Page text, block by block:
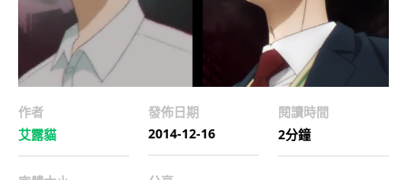
作者
艾露貓
發佈日期
2014-12-16
閱讀時間
2分鐘